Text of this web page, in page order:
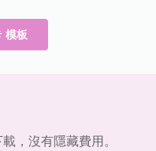
模板
，沒有隱藏費用。